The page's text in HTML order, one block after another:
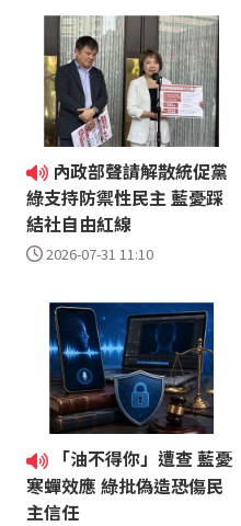
內政部聲請解散統促黨
綠支持防禦性民主 藍憂踩
結社自由紅線
2026-07-31 11:10
「油不得你」遭查 藍憂
寒蟬效應 綠批偽造恐傷民
主信任